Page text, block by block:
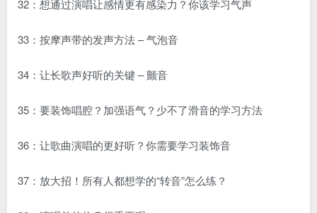
32：想通过演唱让感情更有感染力？你该学习气声
33：按摩声带的发声方法 – 气泡音
34：让长歌声好听的关键 – 颤音
35：要装饰唱腔？加强语气？少不了滑音的学习方法
36：让歌曲演唱的更好听？你需要学习装饰音
37：放大招！所有人都想学的“转音”怎么练？